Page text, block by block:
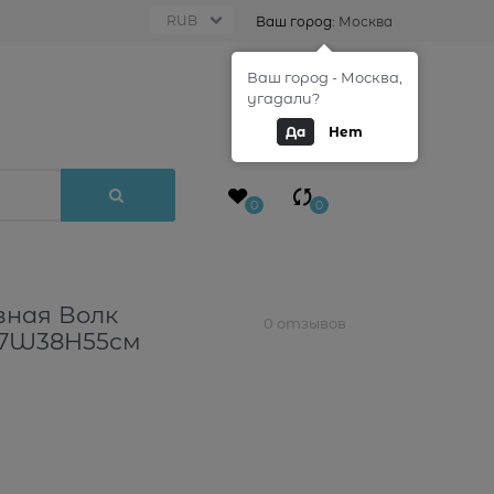
Ваш город: Москва
0
0 0
Волк
0 отзывов
Ваш город - Москва,
угадали?
Да Нет